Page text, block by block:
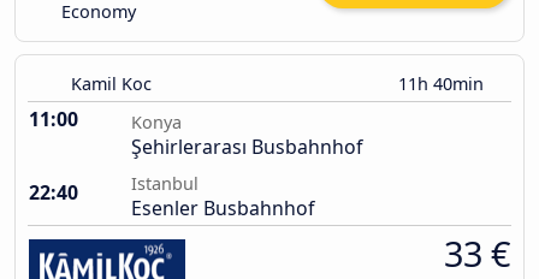
Economy
Kamil Koc 11h 40min
11:00 Konya
Şehirlerarası Busbahnhof
22:40
Istanbul
Esenler Busbahnhof
33 €